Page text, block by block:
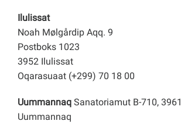
Ilulissat
Noah Mølgårdip Aqq. 9
Postboks 1023
3952 Ilulissat
Oqarasuaat (+299) 70 18 00
Uummannaq Sanatoriamut B-710, 3961
Uummannaq